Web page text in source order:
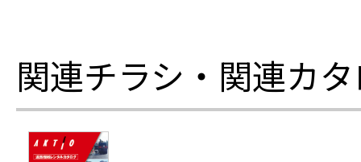
関連チラシ・関連カ